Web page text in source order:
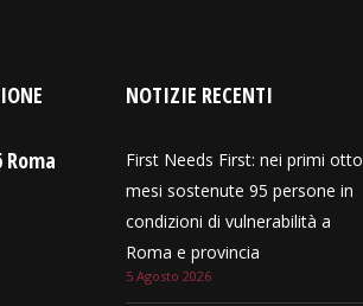
Roma
NOTIZIE RECENTI
First Needs First: nei primi otto
mesi sostenute 95 persone in
condizioni di vulnerabilità a
Roma e provincia
5 Agosto 2026